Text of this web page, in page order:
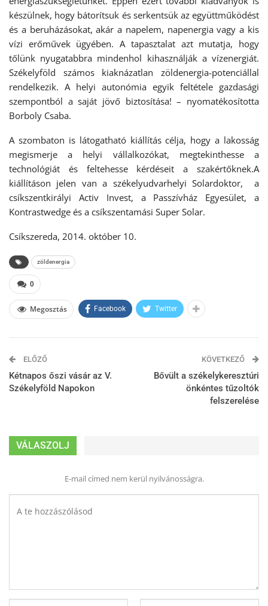
készülnek, hogy bátorítsuk és serkentsük az együttműködést
és a beruházásokat, akár a napelem, napenergia vagy a kis
vízi erőművek ügyében. A tapasztalat azt mutatja, hogy
tőlünk nyugatabbra mindenhol kihasználják a vízenergiát.
Székelyföld számos kiaknázatlan zöldenergia-potenciállal
rendelkezik. A helyi autonómia egyik feltétele gazdasági
szempontból a saját jövő biztosítása! – nyomatékosította
Borboly Csaba.
A szombaton is látogatható kiállítás célja, hogy a lakosság
megismerje a helyi vállalkozókat, megtekinthesse a
technológiát és feltehesse kérdéseit a szakértőknek.A
kiállításon jelen van a székelyudvarhelyi Solardoktor, a
csíkszentkirályi Activ Invest, a Passzívház Egyesület, a
Kontrastwedge és a csíkszentamási Super Solar.
Csíkszereda, 2014. október 10.
zöldenergia
0
Megosztás Facebook Twitter
ELŐZŐ
Kétnapos őszi vásár az V.
Székelyföld Napokon
KÖVETKEZŐ
Bővült a székelykeresztúri
önkéntes tűzoltók
felszerelése
VÁLASZOLJ
E-mail címed nem kerül nyilvánosságra.